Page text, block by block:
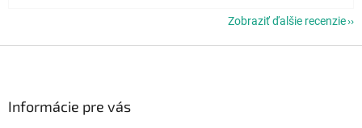
Zobraziť ďalšie recenzie
Informácie pre vás